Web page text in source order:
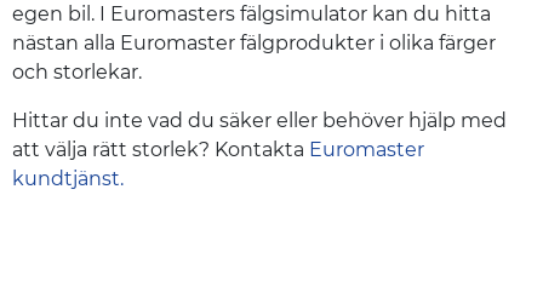
egen bil. I Euromasters fälgsimulator kan du hitta
nästan alla Euromaster fälgprodukter i olika färger
och storlekar.
Hittar du inte vad du säker eller behöver hjälp med
att välja rätt storlek? Kontakta Euromaster
kundtjänst.